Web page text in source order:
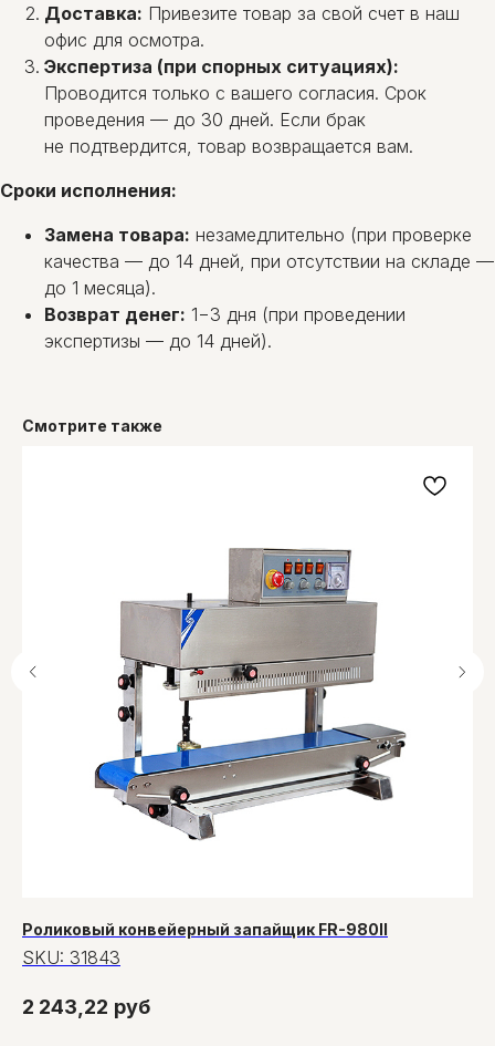
Доставка: Привезите товар за свой счет в наш
офис для осмотра.
Экспертиза (при спорных ситуациях):
Проводится только с вашего согласия. Срок
проведения — до 30 дней. Если брак
не подтвердится, товар возвращается вам.
Сроки исполнения:
Замена товара: незамедлительно (при проверке
качества — до 14 дней, при отсутствии на складе —
до 1 месяца).
Возврат денег: 1−3 дня (при проведении
экспертизы — до 14 дней).
Смотрите также
Роликовый конвейерный запайщик FR-980II
SKU: 31843
2 243,22 руб